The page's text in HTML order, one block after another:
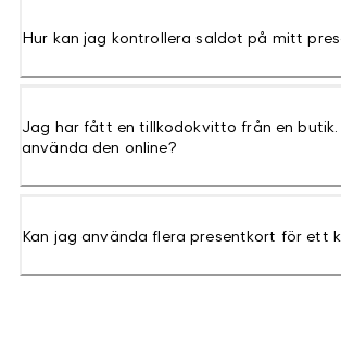
Hur kan jag kontrollera saldot på mitt
Jag har fått en tillkodokvitto från en butik.
använda den online?
Kan jag använda flera presentkort för ett